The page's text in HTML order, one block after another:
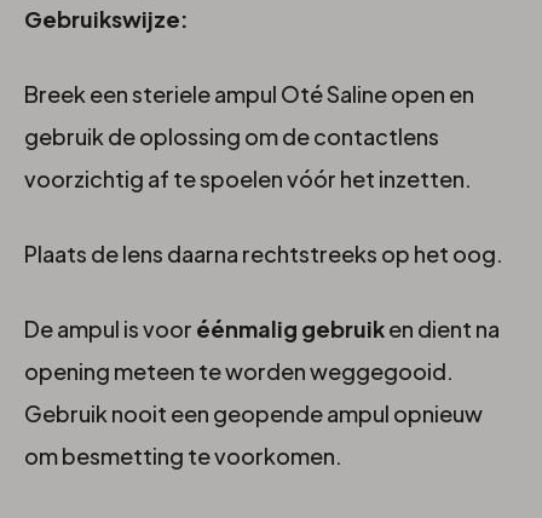
Gebruikswijze:
Breek een steriele ampul Oté Saline open en
gebruik de oplossing om de contactlens
voorzichtig af te spoelen vóór het inzetten.
Plaats de lens daarna rechtstreeks op het oog.
De ampul is voor éénmalig gebruiken dient na
opening meteen te worden weggegooid.
Gebruik nooit een geopende ampul opnieuw
om besmetting te voorkomen.